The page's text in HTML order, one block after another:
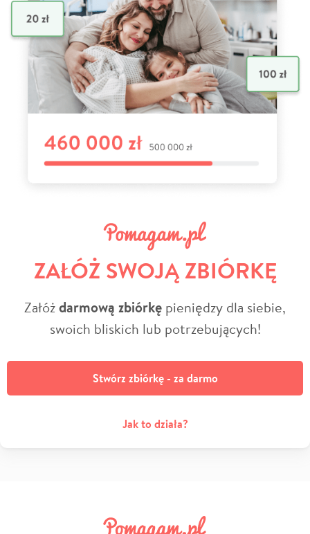
ZAŁÓŻ SWOJĄ ZBIÓRKĘ
Załóżdarmową zbiórkę pieniędzy dla siebie,
swoich bliskich lub potrzebujących!
Stwórz zbiórkę - za darmo
Jak to działa?